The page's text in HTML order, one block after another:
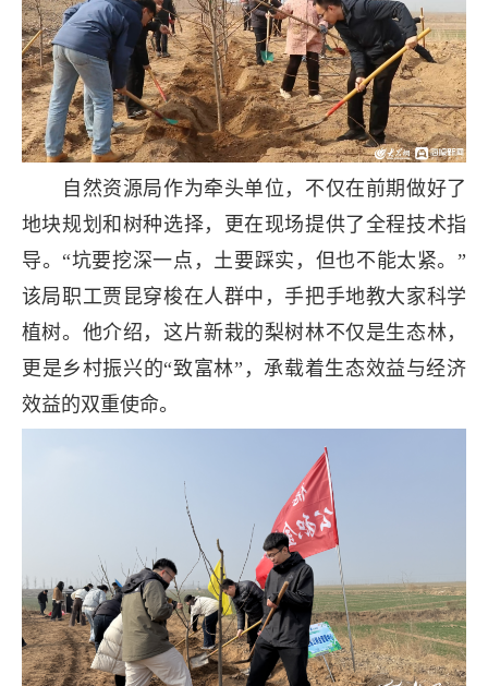
自然资源局作为牵头单位，不仅在前期做好了
地块规划和树种选择，更在现场提供了全程技术指
导。“坑要挖深一点，土要踩实，但也不能太紧。”
该局职工贾昆穿梭在人群中，手把手地教大家科学
植树。他介绍，这片新栽的梨树林不仅是生态林，
更是乡村振兴的“致富林”，承载着生态效益与经济
效益的双重使命。